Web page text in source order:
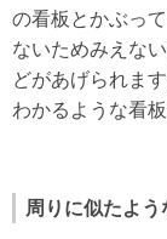
の看板とかぶっ
ないためみえな
どがあげられま
わかるような看
周りに似たよ